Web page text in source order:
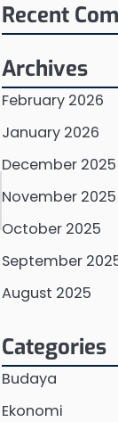
Recent
Archives
February 2026
January 2026
December 2025
November 2025
October 2025
September
August 2025
Categories
Budaya
Ekonomi